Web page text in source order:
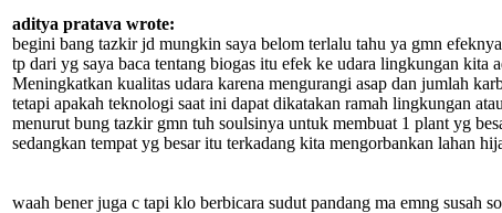
aditya pratava wrote:
begini bang tazkir jd mungkin saya belom terlalu tahu ya gmn efeknya
tp dari yg saya baca tentang biogas itu efek ke udara lingkungan kita
Meningkatkan kualitas udara karena mengurangi asap dan jumlah
tetapi apakah teknologi saat ini dapat dikatakan ramah lingkungan
menurut bung tazkir gmn tuh soulsinya untuk membuat 1 plant yg
sedangkan tempat yg besar itu terkadang kita mengorbankan lahan
waah bener juga c tapi klo berbicara sudut pandang ma emng susah